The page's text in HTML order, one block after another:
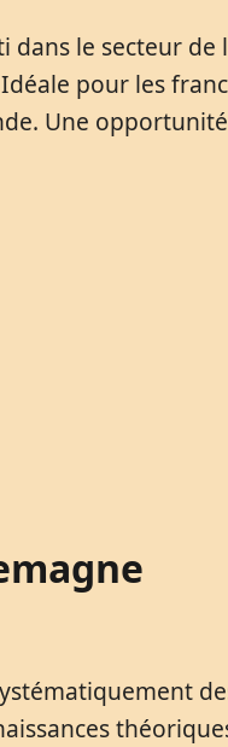
le secteur de
pour les
Une